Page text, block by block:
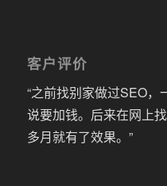
客户评价
“之前找别家做过SEO
说要加钱。后来在网上
多月就有了效果。”